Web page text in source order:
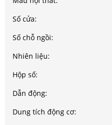
Số cửa:
Số chỗ ngồi:
Nhiên liệu:
Hộp số:
Dẫn động:
Dung tích động cơ: